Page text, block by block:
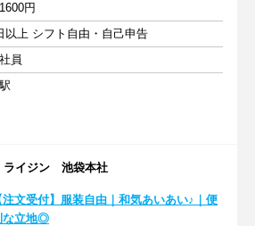
円
以上 シフト自由・自己申告
員
ライジン 池袋本社
注文受付】服装自由｜和気あいあい♪｜便
な立地◎